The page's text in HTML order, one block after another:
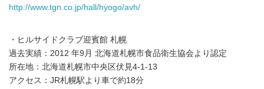
http://www.tgn.co.jp/hall/hyogo/avh/
・ヒルサイドクラブ迎賓館 札幌
過去実績：2012 年9月 北海道札幌市食品衛生協会より認定
所在地：北海道札幌市中央区伏見4-1-13
アクセス：JR札幌駅より車で約18分